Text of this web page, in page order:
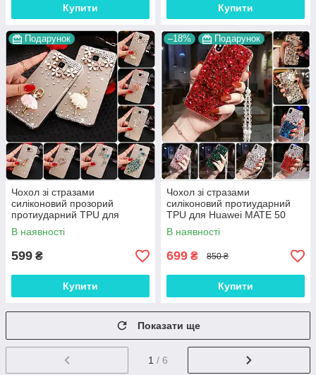
Купити Купити
Подарунок
Чохол зі стразами
силіконовий прозорий
протиударний TPU для
Huawei MATE 50 "DIAMOND"
В наявності
599 ₴
Купити
–18% Подарунок
Чохол зі стразами
силіконовий протиударний
TPU для Huawei MATE 50
"SWAROV LUXURY"
В наявності
699 ₴ 850 ₴
Купити
Показати ще
1 / 6